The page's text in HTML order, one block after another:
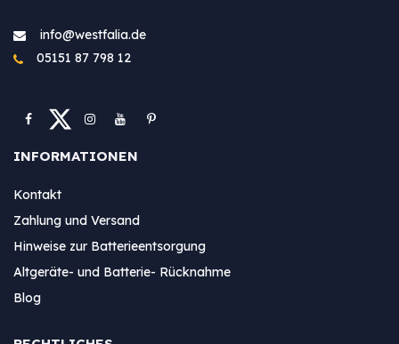
info@westfa​lia.de
05151 87 798 12
INFORMATIONEN
Kontakt
Zahlung und Versand
Hinweise zur Batterieentsorgung
Altgeräte- und Batterie- Rücknahme
Blog